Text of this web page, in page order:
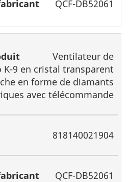
QCF-DB52061
Ventilateur de
K-9 en cristal transparent
en forme de diamants
avec télécommande
818140021904
QCF-DB52061